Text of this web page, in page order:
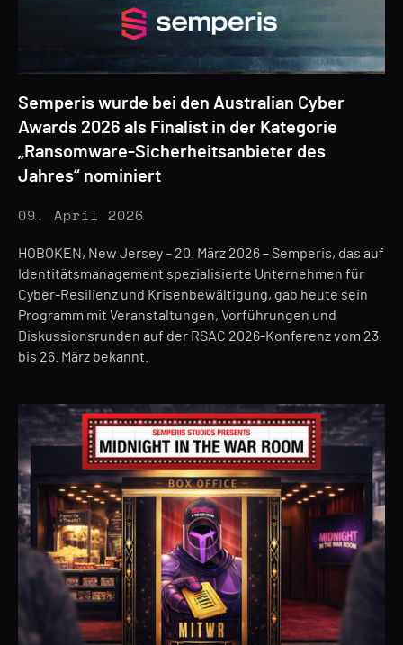
Semperis wurde bei den Australian Cyber
Awards 2026 als Finalist in der Kategorie
„Ransomware-Sicherheitsanbieter des
Jahres“ nominiert
09. April 2026
HOBOKEN, New Jersey – 20. März 2026 – Semperis, das auf
Identitätsmanagement spezialisierte Unternehmen für
Cyber-Resilienz und Krisenbewältigung, gab heute sein
Programm mit Veranstaltungen, Vorführungen und
Diskussionsrunden auf der RSAC 2026-Konferenz vom 23.
bis 26. März bekannt.